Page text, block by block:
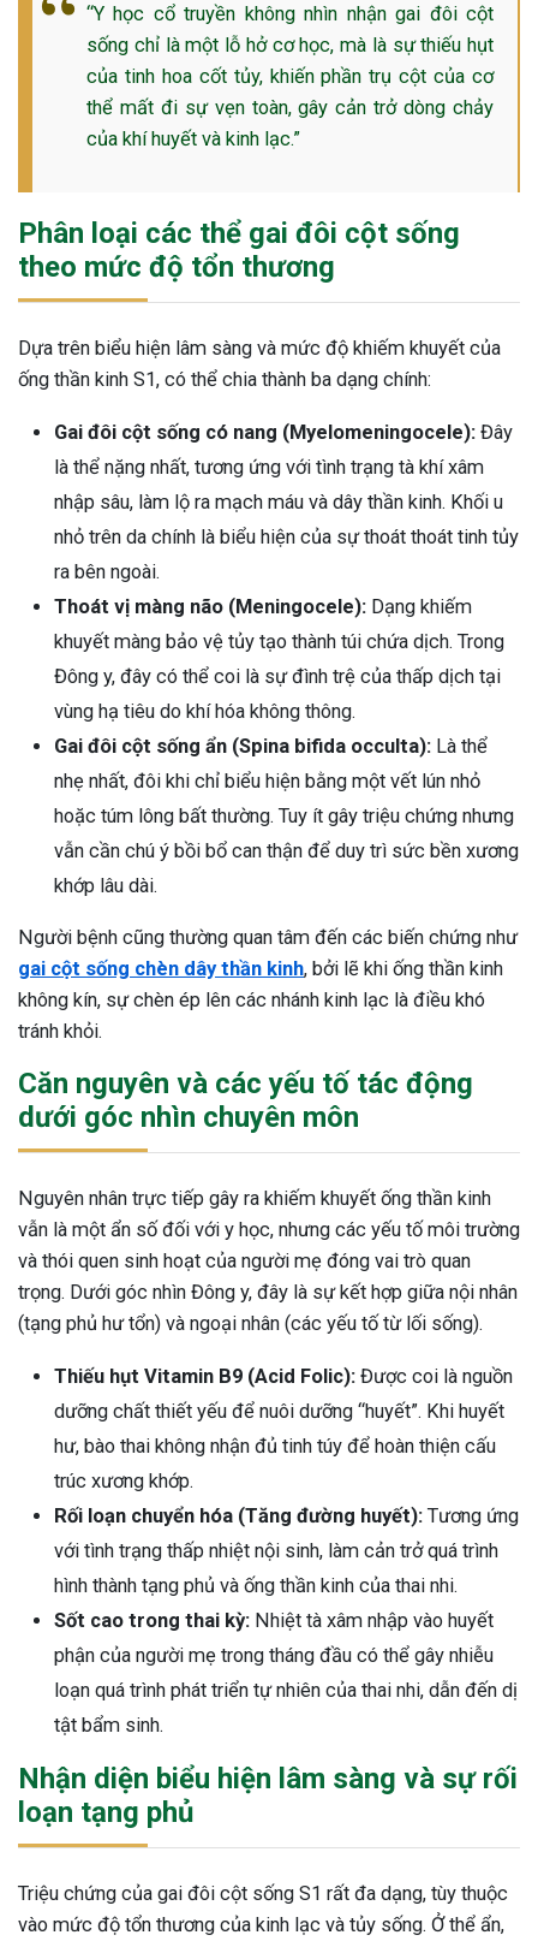
“Y học cổ truyền không nhìn nhận gai đôi cột
sống chỉ là một lỗ hở cơ học, mà là sự thiếu hụt
của tinh hoa cốt tủy, khiến phần trụ cột của cơ
thể mất đi sự vẹn toàn, gây cản trở dòng chảy
của khí huyết và kinh lạc.”
Phân loại các thể gai đôi cột sống
theo mức độ tổn thương
Dựa trên biểu hiện lâm sàng và mức độ khiếm khuyết của
ống thần kinh S1, có thể chia thành ba dạng chính:
Gai đôi cột sống có nang (Myelomeningocele): Đây
là thể nặng nhất, tương ứng với tình trạng tà khí xâm
nhập sâu, làm lộ ra mạch máu và dây thần kinh. Khối u
nhỏ trên da chính là biểu hiện của sự thoát thoát tinh tủy
ra bên ngoài.
Thoát vị màng não (Meningocele): Dạng khiếm
khuyết màng bảo vệ tủy tạo thành túi chứa dịch. Trong
Đông y, đây có thể coi là sự đình trệ của thấp dịch tại
vùng hạ tiêu do khí hóa không thông.
Gai đôi cột sống ẩn (Spina bifida occulta): Là thể
nhẹ nhất, đôi khi chỉ biểu hiện bằng một vết lún nhỏ
hoặc túm lông bất thường. Tuy ít gây triệu chứng nhưng
vẫn cần chú ý bồi bổ can thận để duy trì sức bền xương
khớp lâu dài.
Người bệnh cũng thường quan tâm đến các biến chứng như
gai cột sống chèn dây thần kinh, bởi lẽ khi ống thần kinh
không kín, sự chèn ép lên các nhánh kinh lạc là điều khó
tránh khỏi.
Căn nguyên và các yếu tố tác động
dưới góc nhìn chuyên môn
Nguyên nhân trực tiếp gây ra khiếm khuyết ống thần kinh
vẫn là một ẩn số đối với y học, nhưng các yếu tố môi trường
và thói quen sinh hoạt của người mẹ đóng vai trò quan
trọng. Dưới góc nhìn Đông y, đây là sự kết hợp giữa nội nhân
(tạng phủ hư tổn) và ngoại nhân (các yếu tố từ lối sống).
Thiếu hụt Vitamin B9 (Acid Folic): Được coi là nguồn
dưỡng chất thiết yếu để nuôi dưỡng “huyết”. Khi huyết
hư, bào thai không nhận đủ tinh túy để hoàn thiện cấu
trúc xương khớp.
Rối loạn chuyển hóa (Tăng đường huyết): Tương ứng
với tình trạng thấp nhiệt nội sinh, làm cản trở quá trình
hình thành tạng phủ và ống thần kinh của thai nhi.
Sốt cao trong thai kỳ: Nhiệt tà xâm nhập vào huyết
phận của người mẹ trong tháng đầu có thể gây nhiễu
loạn quá trình phát triển tự nhiên của thai nhi, dẫn đến dị
tật bẩm sinh.
Nhận diện biểu hiện lâm sàng và sự rối
loạn tạng phủ
Triệu chứng của gai đôi cột sống S1 rất đa dạng, tùy thuộc
vào mức độ tổn thương của kinh lạc và tủy sống. Ở thể ẩn,